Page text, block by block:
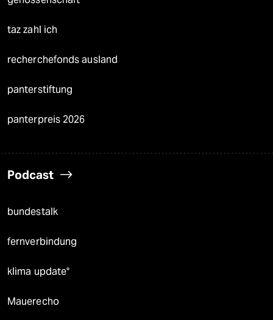
taz zahl ich
recherchefonds ausland
panterstiftung
panterpreis 2026
Podcast
bundestalk
fernverbindung
klima update°
Mauerecho